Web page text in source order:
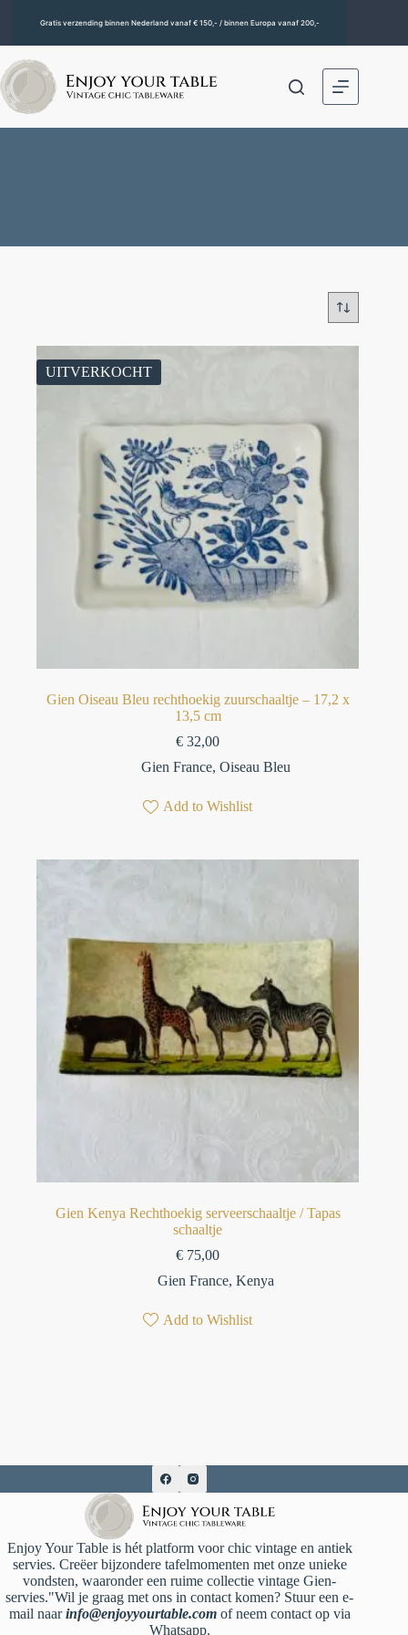
Gratis verzending binnen Nederland vanaf € 150,- / binnen Europa vanaf 200,-
UITVERKOCHT
Gien Oiseau Bleu rechthoekig zuurschaaltje – 17,2 x
13,5 cm
€ 32,00
Gien France,Oiseau Bleu
Add to Wishlist
Gien Kenya Rechthoekig serveerschaaltje / Tapas
schaaltje
€ 75,00
Gien France,Kenya
Add to Wishlist
Enjoy Your Table is hét platform voor chic vintage en antiek
servies. Creëer bijzondere tafelmomenten met onze unieke
vondsten, waaronder een ruime collectie vintage Gien-
servies."Wil je graag met ons in contact komen? Stuur een e-
mail naarinfo@enjoyyourtable.comof neem contact op via
Whatsapp.